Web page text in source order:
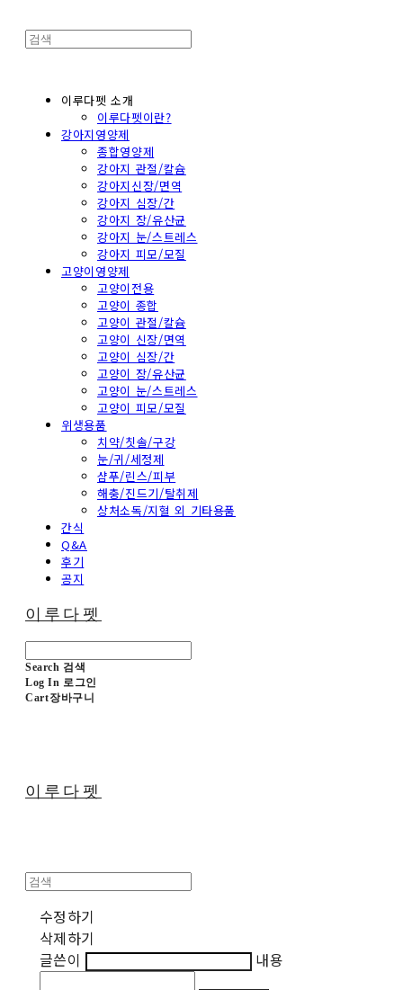
이루다펫 소개
이루다펫이란?
강아지영양제
종합영양제
강아지 관절/칼슘
강아지신장/면역
강아지 심장/간
강아지 장/유산균
강아지 눈/스트레스
강아지 피모/모질
고양이영양제
고양이전용
고양이 종합
고양이 관절/칼슘
고양이 신장/면역
고양이 심장/간
고양이 장/유산균
고양이 눈/스트레스
고양이 피모/모질
위생용품
치약/칫솔/구강
눈/귀/세정제
샴푸/린스/피부
해충/진드기/탈취제
상처소독/지혈 외 기타용품
간식
Q&A
후기
공지
이루다펫
Search 검색
Log In 로그인
Cart장바구니
이루다펫
수정하기
삭제하기
글쓴이
내용